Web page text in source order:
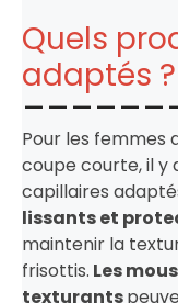
Quels
adaptés ?
Pour les femmes
coupe courte, il y
capillaires
lissants et
maintenir la
frisottis. Les
texturants